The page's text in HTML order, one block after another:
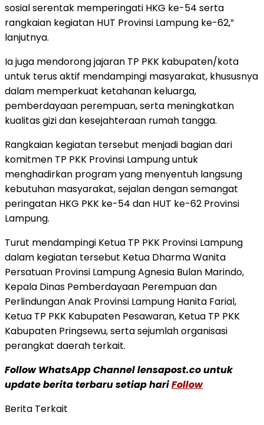
sosial serentak memperingati HKG ke-54 serta
rangkaian kegiatan HUT Provinsi Lampung ke-62,”
lanjutnya.
Ia juga mendorong jajaran TP PKK kabupaten/kota
untuk terus aktif mendampingi masyarakat, khususnya
dalam memperkuat ketahanan keluarga,
pemberdayaan perempuan, serta meningkatkan
kualitas gizi dan kesejahteraan rumah tangga.
Rangkaian kegiatan tersebut menjadi bagian dari
komitmen TP PKK Provinsi Lampung untuk
menghadirkan program yang menyentuh langsung
kebutuhan masyarakat, sejalan dengan semangat
peringatan HKG PKK ke-54 dan HUT ke-62 Provinsi
Lampung.
Turut mendampingi Ketua TP PKK Provinsi Lampung
dalam kegiatan tersebut Ketua Dharma Wanita
Persatuan Provinsi Lampung Agnesia Bulan Marindo,
Kepala Dinas Pemberdayaan Perempuan dan
Perlindungan Anak Provinsi Lampung Hanita Farial,
Ketua TP PKK Kabupaten Pesawaran, Ketua TP PKK
Kabupaten Pringsewu, serta sejumlah organisasi
perangkat daerah terkait.
Follow WhatsApp Channel lensapost.co untuk
update berita terbaru setiap hariFollow
Berita Terkait